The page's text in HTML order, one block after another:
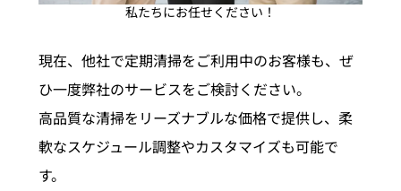
私たちにお任せください！
現在、他社で定期清掃をご利用中のお客様も、ぜ
ひ一度弊社のサービスをご検討ください。
高品質な清掃をリーズナブルな価格で提供し、柔
軟なスケジュール調整やカスタマイズも可能で
す。